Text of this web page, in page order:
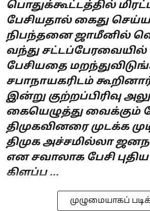
பொதுக்கூட்டத்தில்
பேசியதால் கைது
நிபந்தனை ஜாமீனில்
வந்து சட்டப்பேரவையில்
பேசியதை
சபாநாயகரிடம்
இன்று குற்றப்பிரிவு
கையெழுத்து வைக்கும்
திமுகவினரை முடக்க
திமுக அச்சமில்லா
என சவாலாக பேசி
கிளப்ப ...
முழுமையாகப்